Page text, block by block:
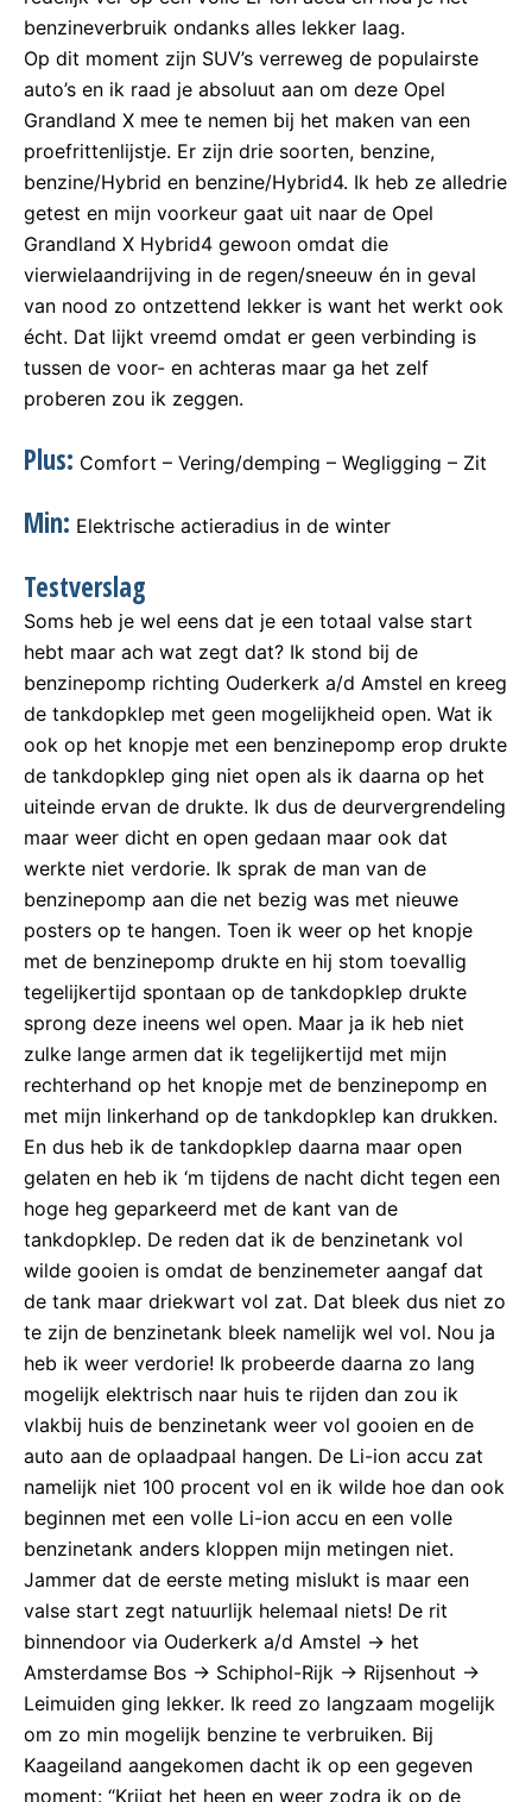
benzineverbruik ondanks alles lekker laag.
Op dit moment zijn SUV’s verreweg de populairste
auto’s en ik raad je absoluut aan om deze Opel
Grandland X mee te nemen bij het maken van een
proefrittenlijstje. Er zijn drie soorten, benzine,
benzine/Hybrid en benzine/Hybrid4. Ik heb ze alledrie
getest en mijn voorkeur gaat uit naar de Opel
Grandland X Hybrid4 gewoon omdat die
vierwielaandrijving in de regen/sneeuw én in geval
van nood zo ontzettend lekker is want het werkt ook
écht. Dat lijkt vreemd omdat er geen verbinding is
tussen de voor- en achteras maar ga het zelf
proberen zou ik zeggen.
Plus: Comfort – Vering/demping – Wegligging – Zit
Min: Elektrische actieradius in de winter
Testverslag
Soms heb je wel eens dat je een totaal valse start
hebt maar ach wat zegt dat? Ik stond bij de
benzinepomp richting Ouderkerk a/d Amstel en kreeg
de tankdopklep met geen mogelijkheid open. Wat ik
ook op het knopje met een benzinepomp erop drukte
de tankdopklep ging niet open als ik daarna op het
uiteinde ervan de drukte. Ik dus de deurvergrendeling
maar weer dicht en open gedaan maar ook dat
werkte niet verdorie. Ik sprak de man van de
benzinepomp aan die net bezig was met nieuwe
posters op te hangen. Toen ik weer op het knopje
met de benzinepomp drukte en hij stom toevallig
tegelijkertijd spontaan op de tankdopklep drukte
sprong deze ineens wel open. Maar ja ik heb niet
zulke lange armen dat ik tegelijkertijd met mijn
rechterhand op het knopje met de benzinepomp en
met mijn linkerhand op de tankdopklep kan drukken.
En dus heb ik de tankdopklep daarna maar open
gelaten en heb ik ‘m tijdens de nacht dicht tegen een
hoge heg geparkeerd met de kant van de
tankdopklep. De reden dat ik de benzinetank vol
wilde gooien is omdat de benzinemeter aangaf dat
de tank maar driekwart vol zat. Dat bleek dus niet zo
te zijn de benzinetank bleek namelijk wel vol. Nou ja
heb ik weer verdorie! Ik probeerde daarna zo lang
mogelijk elektrisch naar huis te rijden dan zou ik
vlakbij huis de benzinetank weer vol gooien en de
auto aan de oplaadpaal hangen. De Li-ion accu zat
namelijk niet 100 procent vol en ik wilde hoe dan ook
beginnen met een volle Li-ion accu en een volle
benzinetank anders kloppen mijn metingen niet.
Jammer dat de eerste meting mislukt is maar een
valse start zegt natuurlijk helemaal niets! De rit
binnendoor via Ouderkerk a/d Amstel -> het
Amsterdamse Bos -> Schiphol-Rijk -> Rijsenhout ->
Leimuiden ging lekker. Ik reed zo langzaam mogelijk
om zo min mogelijk benzine te verbruiken. Bij
Kaageiland aangekomen dacht ik op een gegeven
moment: “Krijgt het heen en weer zodra ik op de